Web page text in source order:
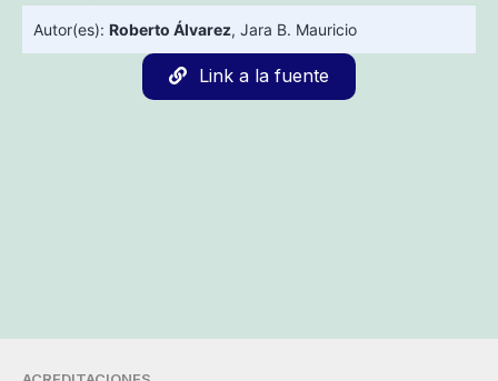
Autor(es): Roberto Álvarez, Jara B. Mauricio
Link a la fuente